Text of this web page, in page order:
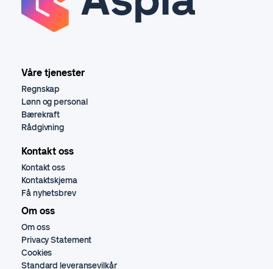
Våre tjenester
Regnskap
Lønn og personal
Bærekraft
Rådgivning
Kontakt oss
Kontakt oss
Kontaktskjema
Få nyhetsbrev
Om oss
Om oss
Privacy Statement
Cookies
Standard leveransevilkår